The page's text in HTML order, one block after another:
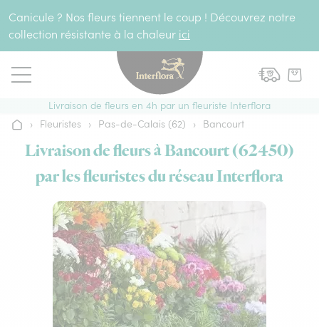
Canicule ? Nos fleurs tiennent le coup ! Découvrez notre
collection résistante à la chaleur ici
Livraison de fleurs en 4h par un fleuriste Interflora
Accueil
› Fleuristes › Pas-de-Calais (62) › Bancourt
Livraison de fleurs à Bancourt (62450)
par les fleuristes du réseau Interflora